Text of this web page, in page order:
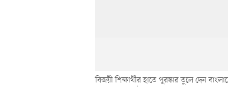
বিজয়ী শিক্ষার্থীর হাতে পুরস্কার তুলে দেন